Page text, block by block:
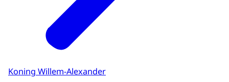
Koning Willem-Alexander